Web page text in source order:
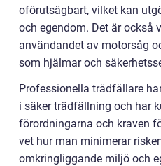
oförutsägbart, vilket kan
och egendom. Det är också
användandet av motorsåg
som hjälmar och
Professionella trädfällare
i säker trädfällning och har
förordningarna och kraven
vet hur man minimerar
omkringliggande miljö och